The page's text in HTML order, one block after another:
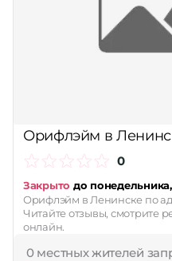
Орифлэйм в
0
Закрыто до
Орифлэйм в Ленинске по
Читайте отзывы, смотрите
онлайн.
0 местных жителей